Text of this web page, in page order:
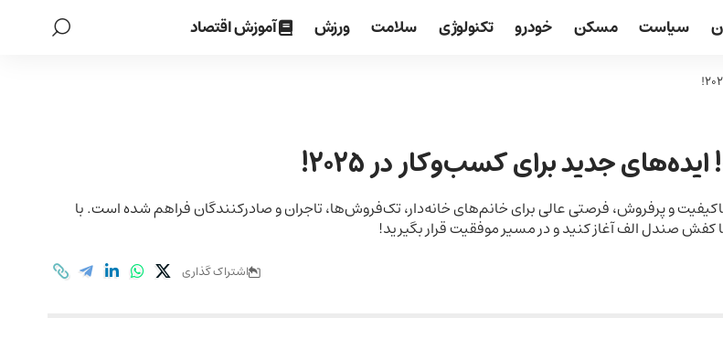
سیاست مسکن خودرو تکنولوژی سلامت ورزش آموزش اقتصاد
جدید برای کسب‌وکار در 2025!
و پرفروش، فرصتی عالی برای خانم‌های خانه‌دار، تک‌فروش‌ها، تاجران و صادرکنندگان فراهم شده است. با
اشتراک گذاری